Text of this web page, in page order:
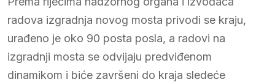
radova izgradnja novog mosta privodi se kraju,
urađeno je oko 90 posta posla, a radovi na
izgradnji mosta se odvijaju predviđenom
dinamikom i biće završeni do kraja sledeće